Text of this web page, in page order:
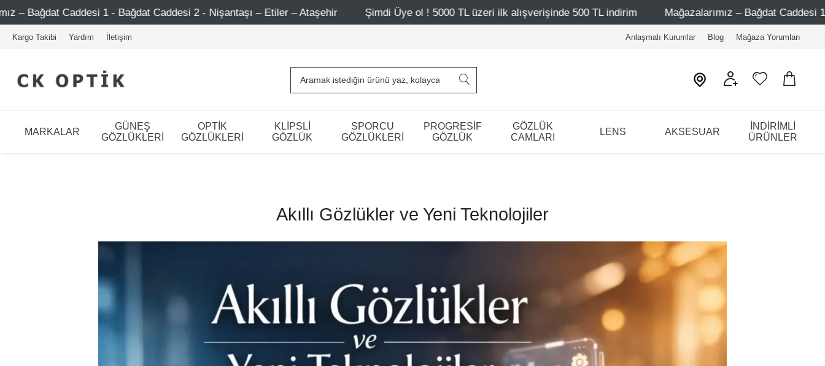
1 - Bağdat Caddesi 2 - Nişantaşı – Etiler – Ataşehir Şimdi Üye ol ! 5000 TL üzeri ilk alışverişinde 500 TL indirim Mağazalarımız – Bağdat Caddesi 1 - Bağdat
Kargo Takibi Yardım İletişim Anlaşmalı Kurumlar Blog Mağaza Yorumları
MARKALAR
GÜNEŞ
GÖZLÜKLERİ
OPTİK
GÖZLÜKLERİ
KLİPSLİ
GÖZLÜK
SPORCU
GÖZLÜKLERİ
PROGRESİF
GÖZLÜK
GÖZLÜK
CAMLARI
LENS AKSESUAR
İNDİRİMLİ
ÜRÜNLER
Akıllı Gözlükler ve Yeni Teknolojiler